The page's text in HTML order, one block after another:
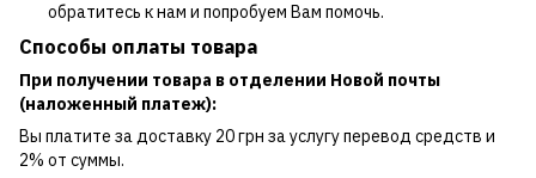
обратитесь к нам и попробуем Вам помочь.
Способы оплаты товара
При получении товара в отделении Новой почты
(наложенный платеж):
Вы платите за доставку 20 грн за услугу перевод средств и
2% от суммы.